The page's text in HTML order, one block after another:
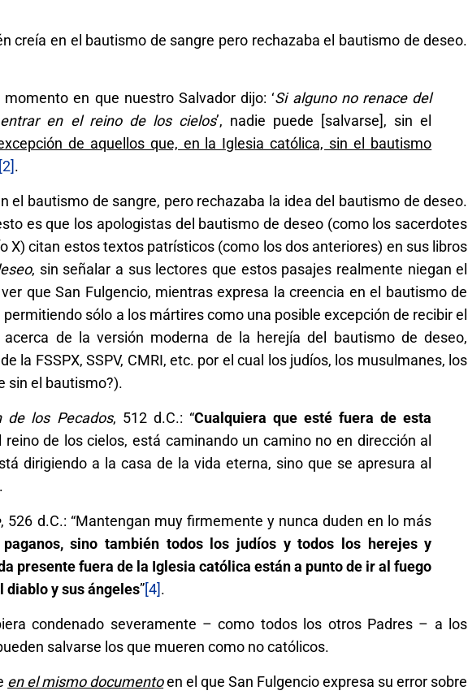
creía en el bautismo de sangre pero rechazaba el bautismo de deseo.
en que nuestro Salvador dijo: ‘Si alguno no renace del
en el reino de los cielos’, nadie puede [salvarse], sin el
de aquellos que, en la Iglesia católica, sin el bautismo
.
el bautismo de sangre, pero rechazaba la idea del bautismo de deseo.
es que los apologistas del bautismo de deseo (como los sacerdotes
X) citan estos textos patrísticos (como los dos anteriores) en sus libros
, sin señalar a sus lectores que estos pasajes realmente niegan el
que San Fulgencio, mientras expresa la creencia en el bautismo de
sólo a los mártires como una posible excepción de recibir el
acerca de la versión moderna de la herejía del bautismo de deseo,
la FSSPX, SSPV, CMRI, etc. por el cual los judíos, los musulmanes, los
sin el bautismo?).
de los Pecados, 512 d.C.: “Cualquiera que esté fuera de esta
de los cielos, está caminando un camino no en dirección al
dirigiendo a la casa de la vida eterna, sino que se apresura al
.
, 526 d.C.: “Mantengan muy firmemente y nunca duden en lo más
sino también todos los judíos y todos los herejes y
presente fuera de la Iglesia católica están a punto de ir al fuego
diablo y sus ángeles”[4].
condenado severamente – como todos los otros Padres – a los
salvarse los que mueren como no católicos.
en el mismo documentoen el que San Fulgencio expresa su error sobre